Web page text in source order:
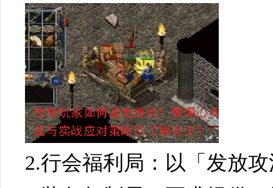
2.行会福利局：以「发放